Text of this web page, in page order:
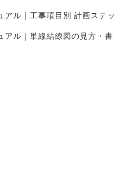
アル｜工事項目別 計画ステッ
アル｜単線結線図の見方・書